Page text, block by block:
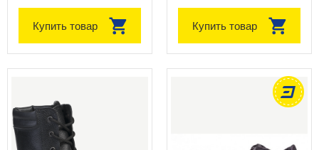
Купить товар Купить товар